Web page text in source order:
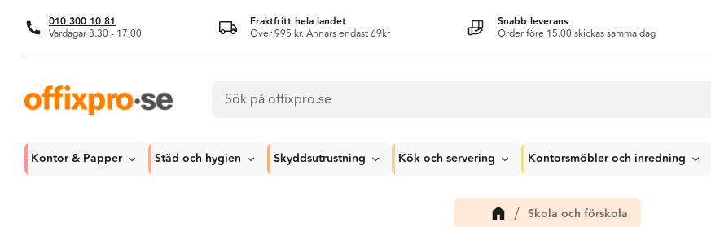
010 300 10 81
Vardagar 8.30 - 17.00
Fraktfritt hela landet
Över 995 kr. Annars endast 69kr
Snabb leverans
Order före 15.00 skickas samma dag
Kontor & Papper Städ och hygien Skyddsutrustning Kök och servering Kontorsmöbler och inredning
Skola och förskola